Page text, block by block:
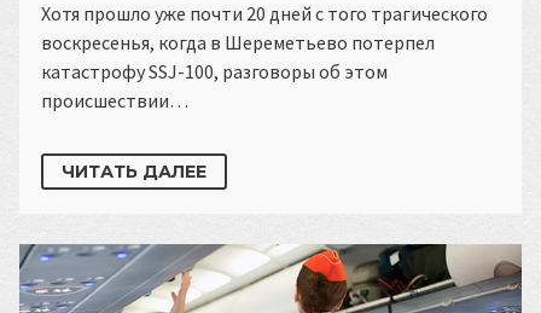
Хотя прошло уже почти 20 дней с того трагического
воскресенья, когда в Шереметьево потерпел
катастрофу SSJ-100, разговоры об этом
происшествии…
ЧИТАТЬ ДАЛЕЕ